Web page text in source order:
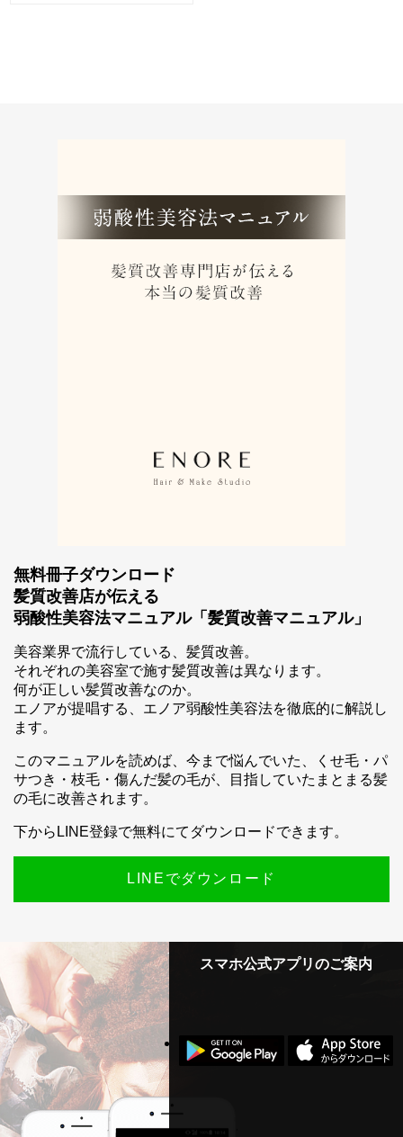
無料冊子ダウンロード
髪質改善店が伝える
弱酸性美容法マニュアル「髪質改善マニュアル」
美容業界で流行している、髪質改善。
それぞれの美容室で施す髪質改善は異なります。
何が正しい髪質改善なのか。
エノアが提唱する、エノア弱酸性美容法を徹底的に解説し
ます。
このマニュアルを読めば、今まで悩んでいた、くせ毛・パ
サつき・枝毛・傷んだ髪の毛が、目指していたまとまる髪
の毛に改善されます。
下からLINE登録で無料にてダウンロードできます。
LINEでダウンロード
スマホ公式アプリのご案内